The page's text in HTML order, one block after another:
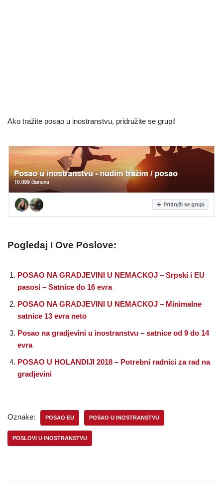
Ako tražite posao u inostranstvu, pridružite se grupi!
Pogledaj I Ove Poslove:
POSAO NA GRADJEVINI U NEMACKOJ – Srpski i EU
pasosi – Satnice do 16 evra
POSAO NA GRADJEVINI U NEMACKOJ – Minimalne
satnice 13 evra neto
Posao na gradjevini u inostranstvu – satnice od 9 do 14
evra
POSAO U HOLANDIJI 2018 – Potrebni radnici za rad na
gradjevini
Oznake: POSAO EU POSAO U INOSTRANSTVU
POSLOVI U INOSTRANSTVU